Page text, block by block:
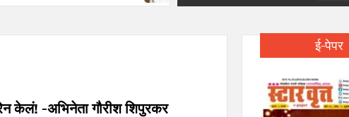
केलं! -अभिनेता गौरीश शिपुरकर
ई-पेपर